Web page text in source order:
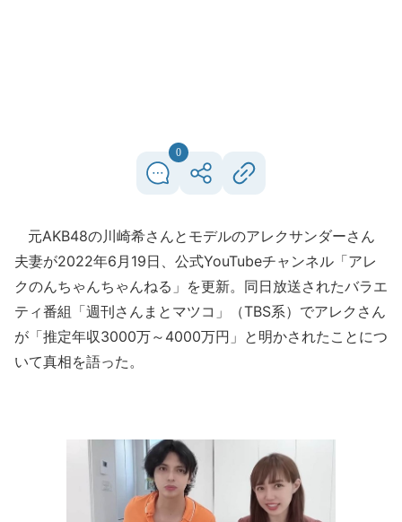
0
元AKB48の川崎希さんとモデルのアレクサンダーさん
夫妻が2022年6月19日、公式YouTubeチャンネル「アレ
クのんちゃんちゃんねる」を更新。同日放送されたバラエ
ティ番組「週刊さんまとマツコ」（TBS系）でアレクさん
が「推定年収3000万～4000万円」と明かされたことにつ
いて真相を語った。